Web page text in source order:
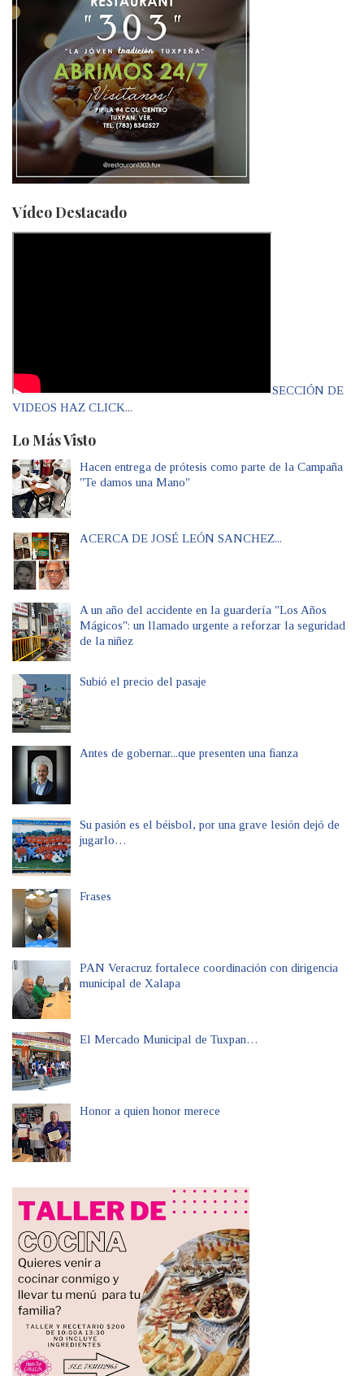
Vídeo Destacado
SECCIÓN DE
VIDEOS HAZ CLICK...
Lo Más Visto
Hacen entrega de prótesis como parte de la Campaña
"Te damos una Mano"
ACERCA DE JOSÉ LEÓN SANCHEZ...
A un año del accidente en la guardería "Los Años
Mágicos": un llamado urgente a reforzar la seguridad
de la niñez
Subió el precio del pasaje
Antes de gobernar...que presenten una fianza
Su pasión es el béisbol, por una grave lesión dejó de
jugarlo…
Frases
PAN Veracruz fortalece coordinación con dirigencia
municipal de Xalapa
El Mercado Municipal de Tuxpan…
Honor a quien honor merece